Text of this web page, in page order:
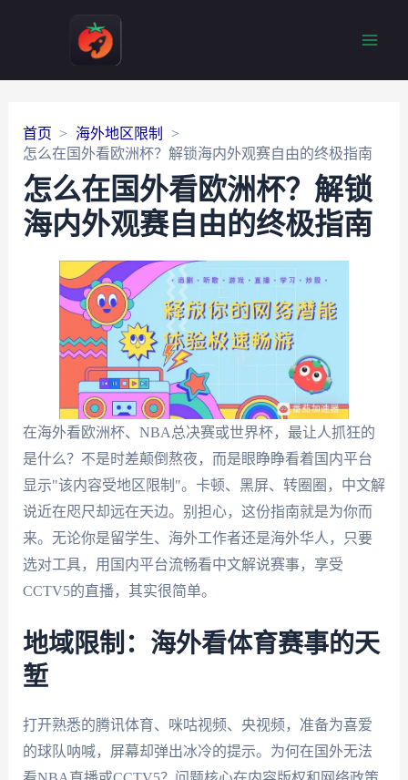
首页
海外地区限制
怎么在国外看欧洲杯？解锁海内外观赛自由的终极指南
怎么在国外看欧洲杯？解锁
海内外观赛自由的终极指南
在海外看欧洲杯、NBA总决赛或世界杯，最让人抓狂的
是什么？不是时差颠倒熬夜，而是眼睁睁看着国内平台
显示"该内容受地区限制"。卡顿、黑屏、转圈圈，中文解
说近在咫尺却远在天边。别担心，这份指南就是为你而
来。无论你是留学生、海外工作者还是海外华人，只要
选对工具，用国内平台流畅看中文解说赛事，享受
CCTV5的直播，其实很简单。
地域限制：海外看体育赛事的天
堑
打开熟悉的腾讯体育、咪咕视频、央视频，准备为喜爱
的球队呐喊，屏幕却弹出冰冷的提示。为何在国外无法